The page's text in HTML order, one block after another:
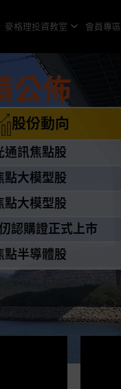
麥格理投資教室 會員專區
公佈
股份動向
通訊焦點股
點大模型股
點大模型股
認購證正式上市
點半導體股